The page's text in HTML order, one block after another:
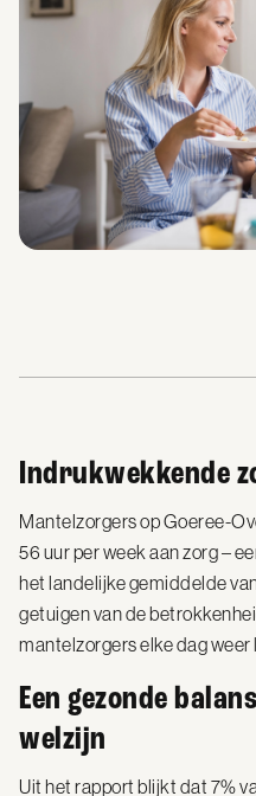
Indrukwekkende
Mantelzorgers op Goeree-
56 uur per week aan zorg –
het landelijke gemiddelde
getuigen van de
mantelzorgers elke dag weer
Een gezonde
welzijn
Uit het rapport blijkt dat 7%